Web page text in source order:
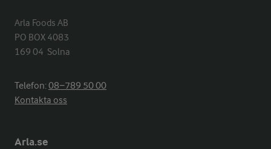
Arla Foods AB
PO BOX 4083
169 04  Solna
Telefon:08−789 50 00
Kontakta oss
Arla.se